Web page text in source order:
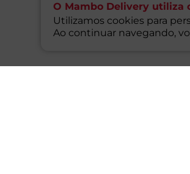
O Mambo Delivery utiliza
Utilizamos cookies para
Ao continuar navegando,